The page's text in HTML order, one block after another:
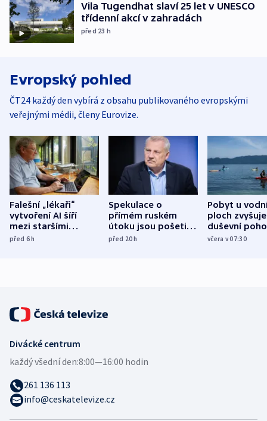
Vila Tugendhat slaví 25 let v UNESCO
třídenní akcí v zahradách
před 23 h
Evropský pohled
ČT24 každý den vybírá z obsahu publikovaného evropskými
veřejnými médii, členy Eurovize.
Falešní „lékaři“
vytvoření AI šíří
mezi staršími
Poláky nebezpečné
před 6h
Spekulace o
přímém ruském
útoku jsou pošetilé,
míní estonský
před 20h
Pobyt u
ploch zvyšuje
duševní
ukázala
včera v 07:30
Divácké centrum
každý všední den:8:00—16:00 hodin
261 136 113
info@ceskatelevize.cz